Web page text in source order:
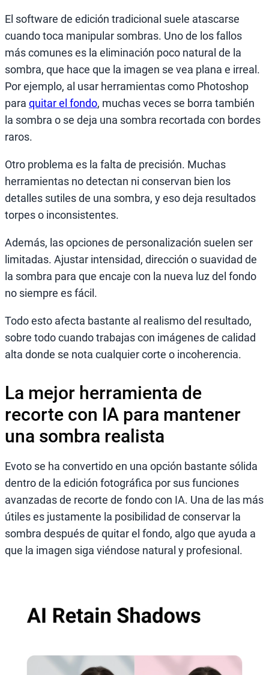
El software de edición tradicional suele atascarse
cuando toca manipular sombras. Uno de los fallos
más comunes es la eliminación poco natural de la
sombra, que hace que la imagen se vea plana e irreal.
Por ejemplo, al usar herramientas como Photoshop
para quitar el fondo, muchas veces se borra también
la sombra o se deja una sombra recortada con bordes
raros.
Otro problema es la falta de precisión. Muchas
herramientas no detectan ni conservan bien los
detalles sutiles de una sombra, y eso deja resultados
torpes o inconsistentes.
Además, las opciones de personalización suelen ser
limitadas. Ajustar intensidad, dirección o suavidad de
la sombra para que encaje con la nueva luz del fondo
no siempre es fácil.
Todo esto afecta bastante al realismo del resultado,
sobre todo cuando trabajas con imágenes de calidad
alta donde se nota cualquier corte o incoherencia.
La mejor herramienta de
recorte con IA para mantener
una sombra realista
Evoto se ha convertido en una opción bastante sólida
dentro de la edición fotográfica por sus funciones
avanzadas de recorte de fondo con IA. Una de las más
útiles es justamente la posibilidad de conservar la
sombra después de quitar el fondo, algo que ayuda a
que la imagen siga viéndose natural y profesional.